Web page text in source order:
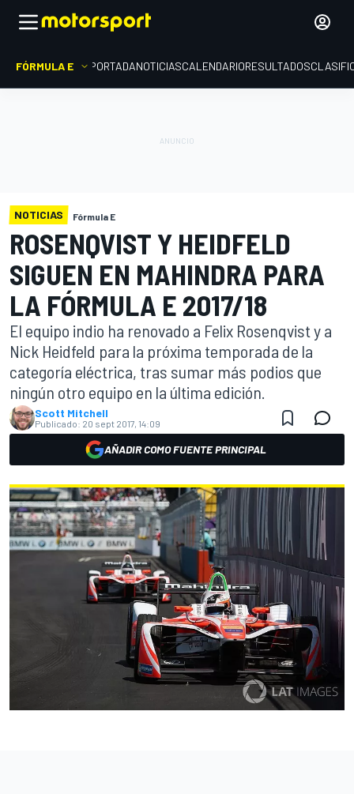
FÓRMULA E PORTADANOTICIASCALENDARIORESULTADOS
NOTICIAS Fórmula E
ROSENQVIST Y HEIDFELD
SIGUEN EN MAHINDRA PARA
LA FÓRMULA E 2017/18
El equipo indio ha renovado a Felix Rosenqvist y a
Nick Heidfeld para la próxima temporada de la
categoría eléctrica, tras sumar más podios que
ningún otro equipo en la última edición.
Scott Mitchell
Publicado: 20 sept 2017, 14:09
AÑADIR COMO FUENTE PRINCIPAL